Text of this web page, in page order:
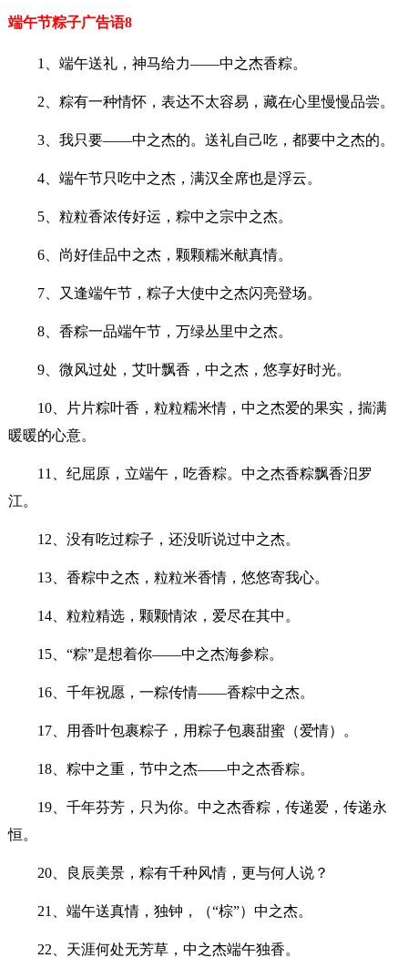
端午节粽子广告语8
1、端午送礼，神马给力——中之杰香粽。
2、粽有一种情怀，表达不太容易，藏在心里慢慢品尝。
3、我只要——中之杰的。送礼自己吃，都要中之杰的。
4、端午节只吃中之杰，满汉全席也是浮云。
5、粒粒香浓传好运，粽中之宗中之杰。
6、尚好佳品中之杰，颗颗糯米献真情。
7、又逢端午节，粽子大使中之杰闪亮登场。
8、香粽一品端午节，万绿丛里中之杰。
9、微风过处，艾叶飘香，中之杰，悠享好时光。
10、片片粽叶香，粒粒糯米情，中之杰爱的果实，揣满
暖暖的心意。
11、纪屈原，立端午，吃香粽。中之杰香粽飘香汨罗
江。
12、没有吃过粽子，还没听说过中之杰。
13、香粽中之杰，粒粒米香情，悠悠寄我心。
14、粒粒精选，颗颗情浓，爱尽在其中。
15、“粽”是想着你——中之杰海参粽。
16、千年祝愿，一粽传情——香粽中之杰。
17、用香叶包裹粽子，用粽子包裹甜蜜（爱情）。
18、粽中之重，节中之杰——中之杰香粽。
19、千年芬芳，只为你。中之杰香粽，传递爱，传递永
恒。
20、良辰美景，粽有千种风情，更与何人说？
21、端午送真情，独钟，（“棕”）中之杰。
22、天涯何处无芳草，中之杰端午独香。